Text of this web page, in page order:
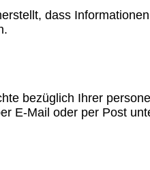
dass
bezüglich Ihrer
E-Mail oder per Post